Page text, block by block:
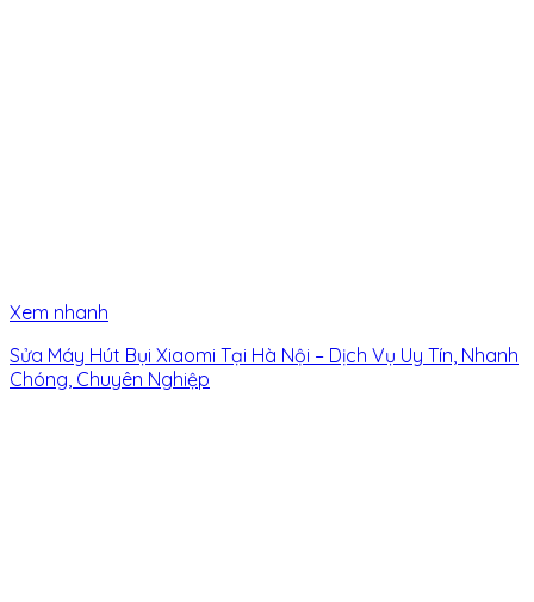
Xem nhanh
Sửa Máy Hút Bụi Xiaomi Tại Hà Nội – Dịch Vụ Uy Tín, Nhanh
Chóng, Chuyên Nghiệp